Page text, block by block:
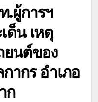
.ผู้การฯ
ด็น เหตุ
ยนต์ของ
ากร อำเภอ
ก